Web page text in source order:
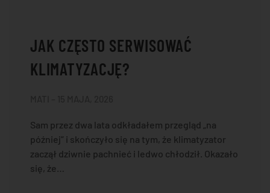
JAK CZĘSTO SERWISOWAĆ
KLIMATYZACJĘ?
Sam przez dwa lata odkładałem przegląd „na
później” i skończyło się na tym, że klimatyzator
zaczął dziwnie pachnieć i ledwo chłodził. Okazało
się, że…